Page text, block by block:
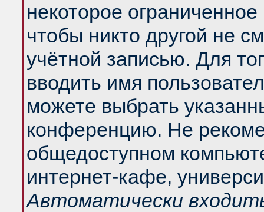
некоторое
чтобы никто другой не
учётной записью. Для
вводить имя
можете выбрать
конференцию. Не
общедоступном
интернет-кафе,
Автоматически